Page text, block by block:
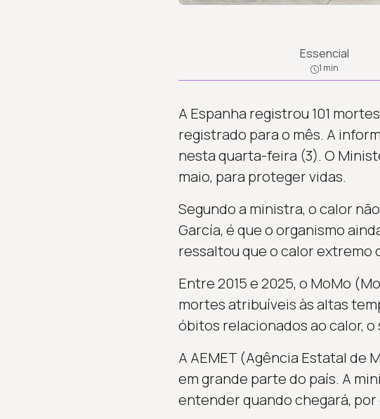
Essencial
1 min
A Espanha registrou 101
registrado para o mês. A
nesta quarta-feira (3). O
maio, para proteger vidas.
Segundo a ministra, o calor
García, é que o organismo
ressaltou que o calor
Entre 2015 e 2025, o MoMo
mortes atribuíveis às altas
óbitos relacionados ao calor,
A AEMET (Agência Estatal de
em grande parte do país. A
entender quando chegará,